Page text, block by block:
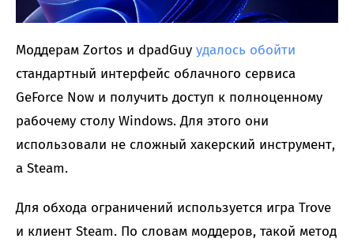
Моддерам Zortos и dpadGuy удалось обойти
стандартный интерфейс облачного сервиса
GeForce Now и получить доступ к полноценному
рабочему столу Windows. Для этого они
использовали не сложный хакерский инструмент,
а Steam.
Для обхода ограничений используется игра Trove
и клиент Steam. По словам моддеров, такой метод